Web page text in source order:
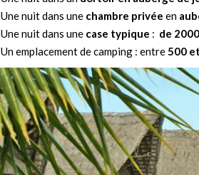
Une nuit dans une chambre privée en
Une nuit dans une case typique : de
Un emplacement de camping : entre500